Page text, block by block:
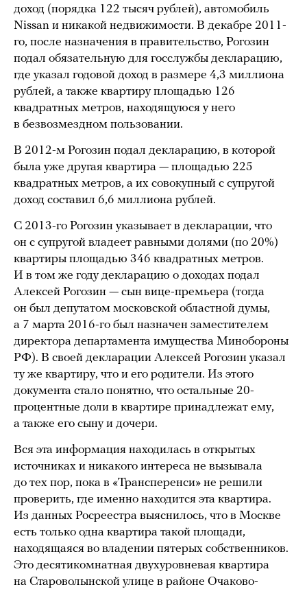
доход (порядка 122 тысяч рублей), автомобиль
Nissan и никакой недвижимости. В декабре 2011-
го, после назначения в правительство, Рогозин
подал обязательную для госслужбы декларацию,
где указал годовой доход в размере 4,3 миллиона
рублей, а также квартиру площадью 126
квадратных метров, находящуюся у него
в безвозмездном пользовании.
В 2012-м Рогозин подал декларацию, в которой
была уже другая квартира — площадью 225
квадратных метров, а их совокупный с супругой
доход составил 6,6 миллиона рублей.
С 2013-го Рогозин указывает в декларации, что
он с супругой владеет равными долями (по 20%)
квартиры площадью 346 квадратных метров.
И в том же году декларацию о доходах подал
Алексей Рогозин — сын вице-премьера (тогда
он был депутатом московской областной думы,
а 7 марта 2016-го был назначен заместителем
директора департамента имущества Минобороны
РФ). В своей декларации Алексей Рогозин указал
ту же квартиру, что и его родители. Из этого
документа стало понятно, что остальные 20-
процентные доли в квартире принадлежат ему,
а также его сыну и дочери.
Вся эта информация находилась в открытых
источниках и никакого интереса не вызывала
до тех пор, пока в «Трансперенси» не решили
проверить, где именно находится эта квартира.
Из данных Росреестра выяснилось, что в Москве
есть только одна квартира такой площади,
находящаяся во владении пятерых собственников.
Это десятикомнатная двухуровневая квартира
на Староволынской улице в районе Очаково-